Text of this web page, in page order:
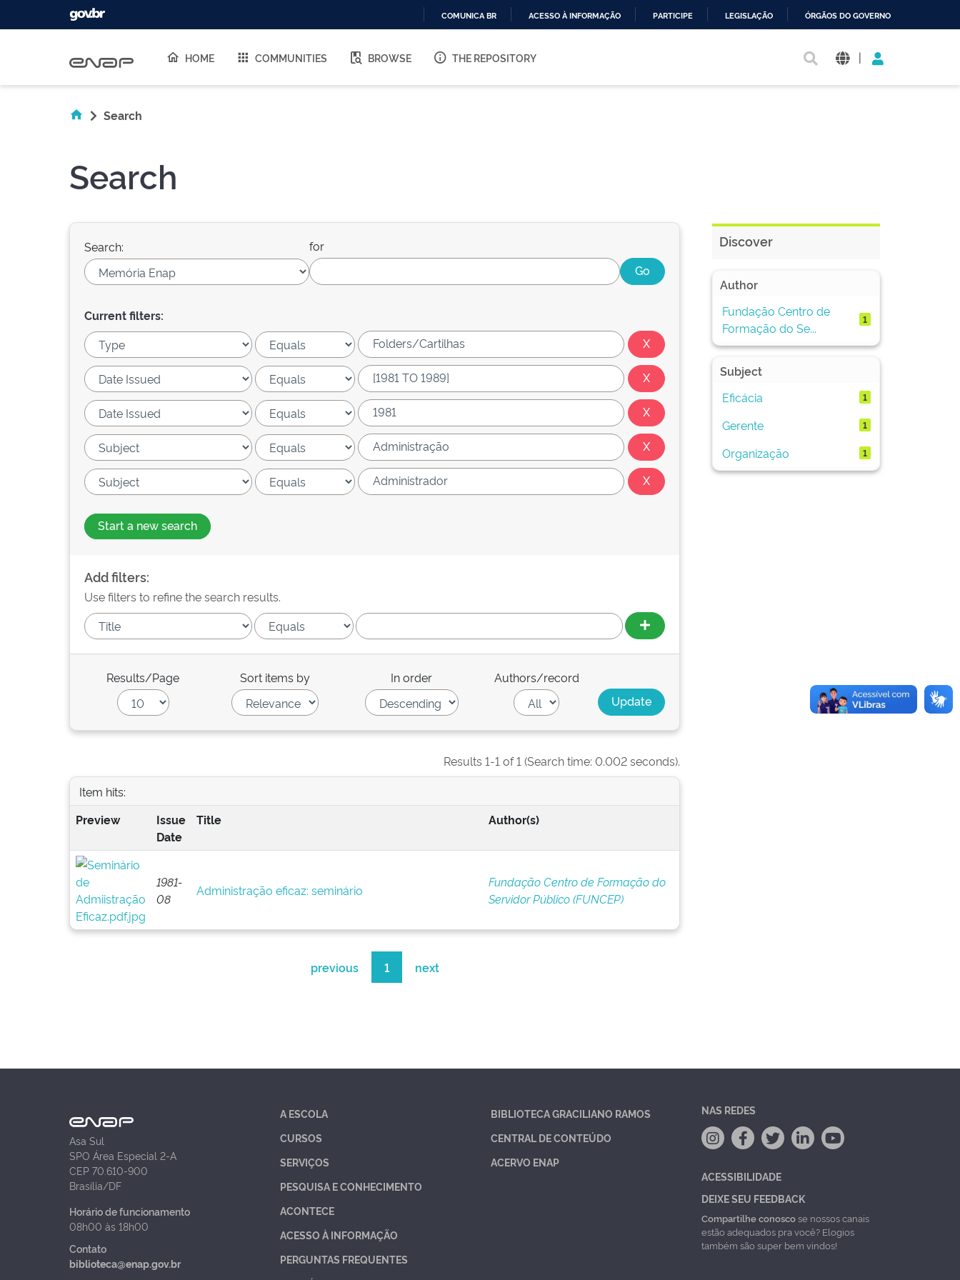
O
COMUNICA BR ACESSO À INFORMAÇÃO PARTICIPE LEGISLAÇÃO ÓRGÃOS DO GOVERNO
HOME COMMUNITIES BROWSE THE REPOSITORY |
Search
Search
Search: for
Current filters:
Start a new search
Add filters:
Use filters to refine the search results.
Results/Page Sort items by In order Authors/record
Results 1-1 of 1 (Search time: 0.002 seconds).
Item hits:
Preview
Issue
Date
Title Author(s)
1981-
08
Administração eficaz: seminário
Fundação Centro de Formação do
Servidor Público (FUNCEP)
previous 1 next
Discover
Author
Fundação Centro de
Formação do Se...
1
Subject
Eficácia
1
Gerente 1
Organização 1
Asa Sul
SPO Área Especial 2-A
CEP 70.610-900
Brasília/DF
Horário de funcionamento
08h00 às 18h00
Contato
biblioteca@enap.gov.br
A ESCOLA
CURSOS
SERVIÇOS
PESQUISA E CONHECIMENTO
ACONTECE
ACESSO À INFORMAÇÃO
PERGUNTAS FREQUENTES
BIBLIOTECA GRACILIANO RAMOS
CENTRAL DE CONTEÚDO
ACERVO ENAP
NAS REDES
ACESSIBILIDADE
DEIXE SEU FEEDBACK
Compartilhe conoscose nossos canais
estão adequados pra você? Elogios
também são super bem vindos!